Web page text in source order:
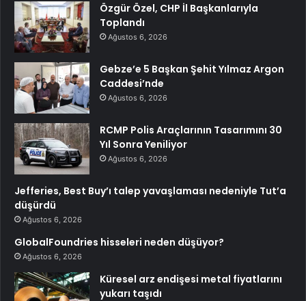
Özgür Özel, CHP İl Başkanlarıyla
Toplandı
Ağustos 6, 2026
Gebze’e 5 Başkan Şehit Yılmaz Argon
Caddesi’nde
Ağustos 6, 2026
RCMP Polis Araçlarının Tasarımını 30
Yıl Sonra Yeniliyor
Ağustos 6, 2026
Jefferies, Best Buy’ı talep yavaşlaması nedeniyle Tut’a
düşürdü
Ağustos 6, 2026
GlobalFoundries hisseleri neden düşüyor?
Ağustos 6, 2026
Küresel arz endişesi metal fiyatlarını
yukarı taşıdı